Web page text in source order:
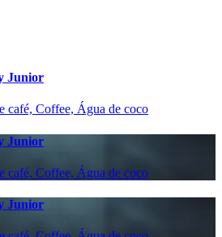
Junior
café, Coffee, Água de coco
Junior
café, Coffee, Água de coco
Junior